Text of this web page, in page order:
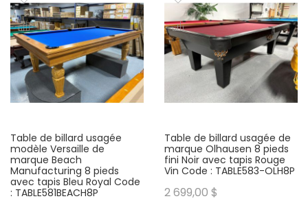
Table de billard usagée
modèle Versaille de
marque Beach
Manufacturing 8 pieds
avec tapis Bleu Royal Code
: TABLE581BEACH8P
Table de billard usagée de
marque Olhausen 8 pieds
fini Noir avec tapis Rouge
Vin Code : TABLE583-OLH8P
2 699,00 $